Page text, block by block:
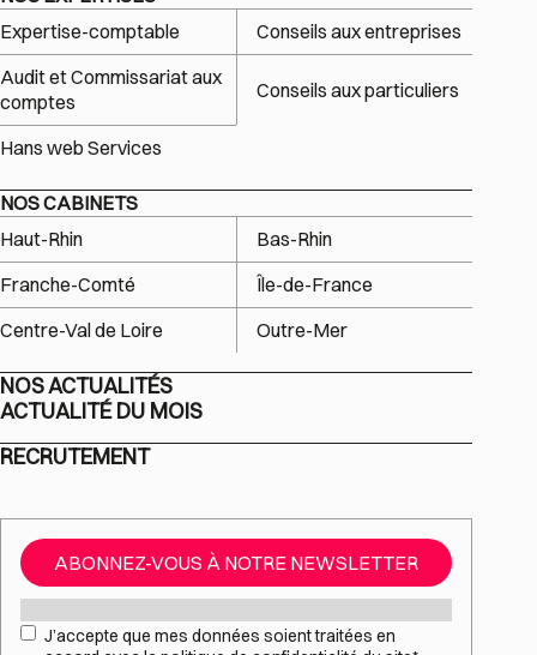
Expertise-comptable
Conseils aux entreprises
Audit et Commissariat aux
comptes
Conseils aux particuliers
Hans web Services
NOS CABINETS
Haut-Rhin
Bas-Rhin
Franche-Comté
Île-de-France
Centre-Val de Loire
Outre-Mer
NOS ACTUALITÉS
ACTUALITÉ DU MOIS
RECRUTEMENT
ABONNEZ-VOUS À NOTRE NEWSLETTER
Mail*
RGPD*
J’accepte que mes données soient traitées en